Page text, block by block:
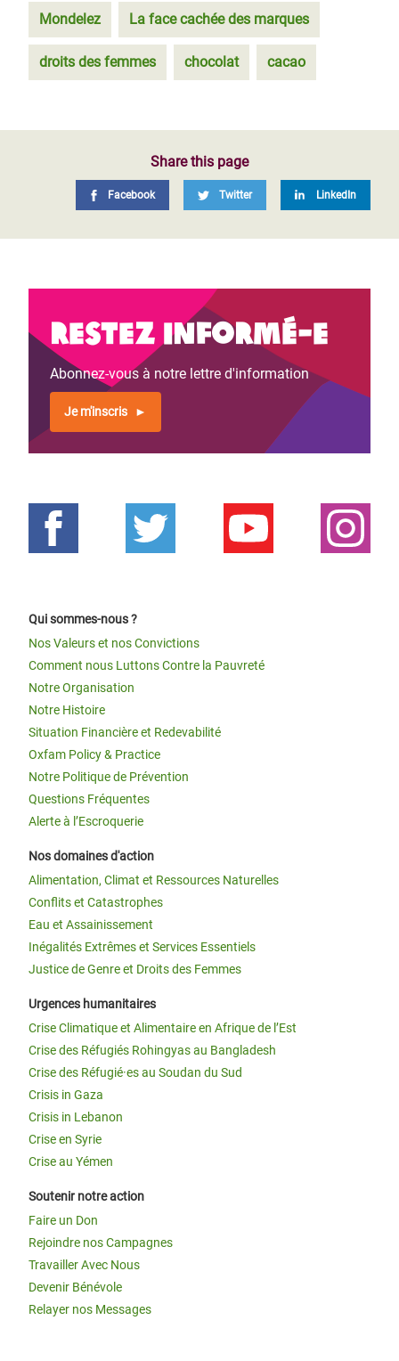
Mondelez La face cachée des marques
droits des femmes chocolat cacao
Share this page
Facebook Twitter LinkedIn
Restez informé-e
Abonnez-vous à notre lettre d'information
Je m'inscris
Qui sommes-nous ?
Nos Valeurs et nos Convictions
Comment nous Luttons Contre la Pauvreté
Notre Organisation
Notre Histoire
Situation Financière et Redevabilité
Oxfam Policy & Practice
Notre Politique de Prévention
Questions Fréquentes
Alerte à l’Escroquerie
Nos domaines d'action
Alimentation, Climat et Ressources Naturelles
Conflits et Catastrophes
Eau et Assainissement
Inégalités Extrêmes et Services Essentiels
Justice de Genre et Droits des Femmes
Urgences humanitaires
Crise Climatique et Alimentaire en Afrique de l’Est
Crise des Réfugiés Rohingyas au Bangladesh
Crise des Réfugié·es au Soudan du Sud
Crisis in Gaza
Crisis in Lebanon
Crise en Syrie
Crise au Yémen
Soutenir notre action
Faire un Don
Rejoindre nos Campagnes
Travailler Avec Nous
Devenir Bénévole
Relayer nos Messages